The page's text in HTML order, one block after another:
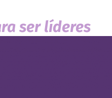
ser líderes